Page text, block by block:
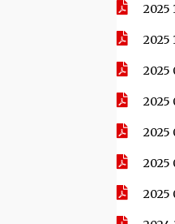
2025
2025
2025
2025
2025
2025
2025